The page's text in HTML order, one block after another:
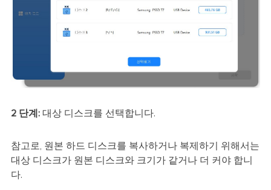
2 단계:대상 디스크를 선택합니다.
참고로, 원본 하드 디스크를 복사하거나 복제하기 위해서는
대상 디스크가 원본 디스크와 크기가 같거나 더 커야 합니
다.